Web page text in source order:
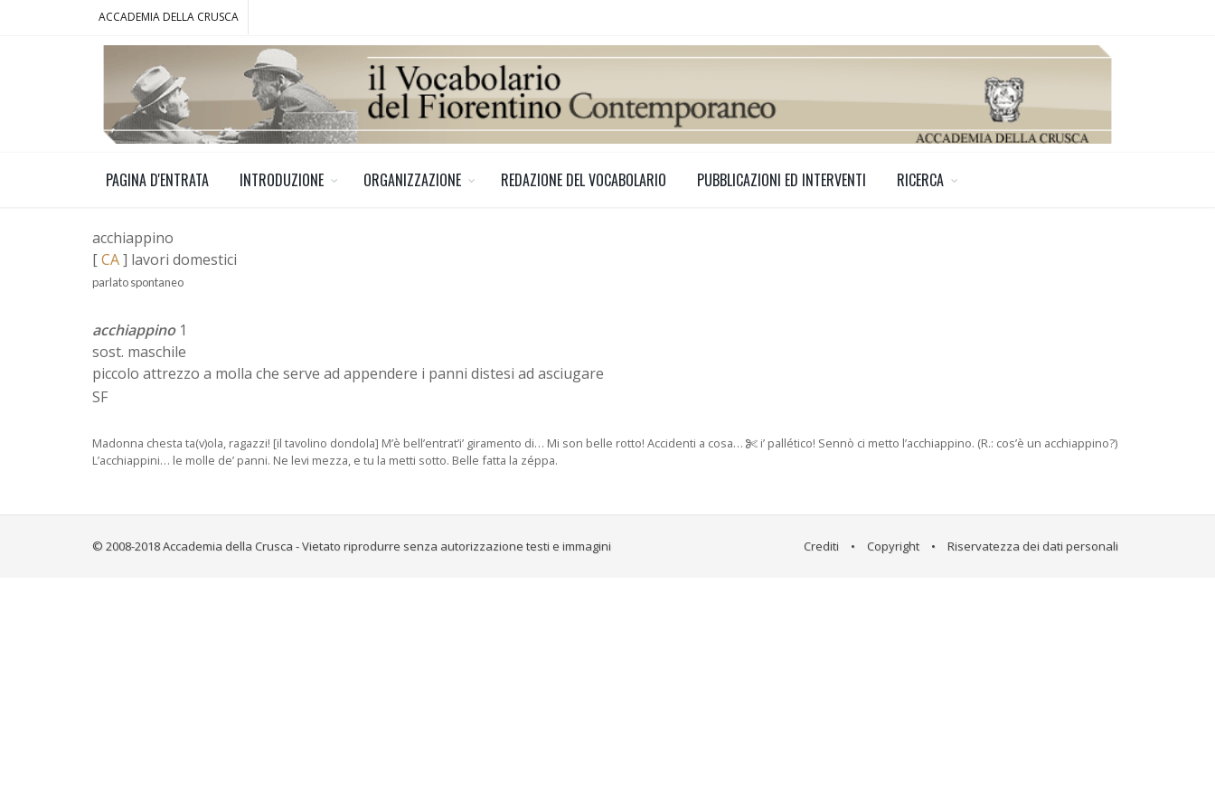
ACCADEMIA DELLA CRUSCA
PAGINA D'ENTRATA INTRODUZIONE ORGANIZZAZIONE REDAZIONE DEL VOCABOLARIO PUBBLICAZIONI ED INTERVENTI RICERCA
acchiappino
[CA] lavori domestici
parlato spontaneo
acchiappino1
sost. maschile
piccolo attrezzo a molla che serve ad appendere i panni distesi ad asciugare
SF
Madonna chesta ta(v)ola, ragazzi! [il tavolino dondola] M’è bell’entrat’i’ giramento di… Mi son belle rotto! Accidenti a cosa…
i’ pallético! Sennò ci metto l’acchiappino. (R.: cos’è un acchiappino?)
L’acchiappini… le molle de’ panni. Ne levi mezza, e tu la metti sotto. Belle fatta la zéppa.
Crediti • Copyright • Riservatezza dei dati personali
© 2008-2018 Accademia della Crusca - Vietato riprodurre senza autorizzazione testi e immagini